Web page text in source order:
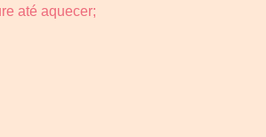
até aquecer;